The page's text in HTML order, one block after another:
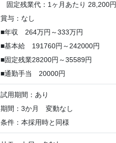
固定残業代：1ヶ月あたり 28,200円
賞与：なし
■年収 264万円～333万円
■基本給 191760円～242000円
■固定残業28200円～35589円
■通勤手当 20000円
試用期間：あり
期間：3か月 変動なし
条件：本採用時と同様